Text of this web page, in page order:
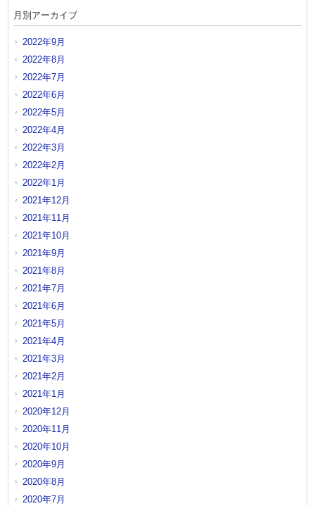
月別アーカイブ
2022年9月
2022年8月
2022年7月
2022年6月
2022年5月
2022年4月
2022年3月
2022年2月
2022年1月
2021年12月
2021年11月
2021年10月
2021年9月
2021年8月
2021年7月
2021年6月
2021年5月
2021年4月
2021年3月
2021年2月
2021年1月
2020年12月
2020年11月
2020年10月
2020年9月
2020年8月
2020年7月